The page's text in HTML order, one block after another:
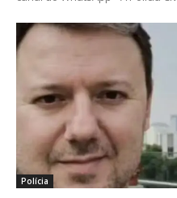
Polícia